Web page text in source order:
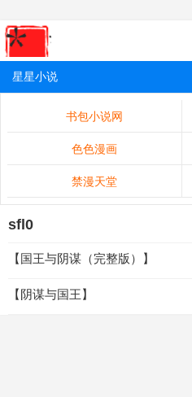
星星小说
书包小说网
色色漫画
禁漫天堂
sfl0
【国王与阴谋（完整版）】
【阴谋与国王】